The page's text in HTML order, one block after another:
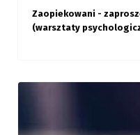
Zaopiekowani -
(warsztaty